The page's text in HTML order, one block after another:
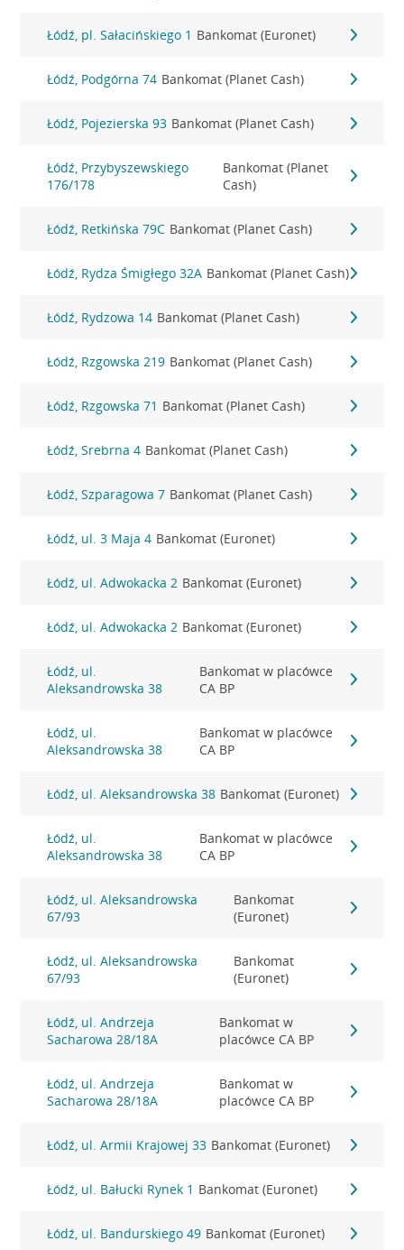
Łódź, pl. Sałacińskiego 1 Bankomat (Euronet)
Łódź, Podgórna 74 Bankomat (Planet Cash)
Łódź, Pojezierska 93 Bankomat (Planet Cash)
Łódź, Przybyszewskiego
176/178
Bankomat (Planet
Cash)
Łódź, Retkińska 79C Bankomat (Planet Cash)
Łódź, Rydza Śmigłego 32A Bankomat (Planet Cash)
Łódź, Rydzowa 14 Bankomat (Planet Cash)
Łódź, Rzgowska 219 Bankomat (Planet Cash)
Łódź, Rzgowska 71 Bankomat (Planet Cash)
Łódź, Srebrna 4 Bankomat (Planet Cash)
Łódź, Szparagowa 7 Bankomat (Planet Cash)
Łódź, ul. 3 Maja 4 Bankomat (Euronet)
Łódź, ul. Adwokacka 2 Bankomat (Euronet)
Łódź, ul. Adwokacka 2 Bankomat (Euronet)
Łódź, ul.
Aleksandrowska 38
Bankomat w placówce
CA BP
Łódź, ul.
Aleksandrowska 38
Bankomat w placówce
CA BP
Łódź, ul. Aleksandrowska 38 Bankomat (Euronet)
Łódź, ul.
Aleksandrowska 38
Bankomat w placówce
CA BP
Łódź, ul. Aleksandrowska
67/93
Bankomat
(Euronet)
Łódź, ul. Aleksandrowska
67/93
Bankomat
(Euronet)
Łódź, ul. Andrzeja
Sacharowa 28/18A
Bankomat w
placówce CA BP
Łódź, ul. Andrzeja
Sacharowa 28/18A
Bankomat w
placówce CA BP
Łódź, ul. Armii Krajowej 33 Bankomat (Euronet)
Łódź, ul. Bałucki Rynek 1 Bankomat (Euronet)
Łódź, ul. Bandurskiego 49 Bankomat (Euronet)